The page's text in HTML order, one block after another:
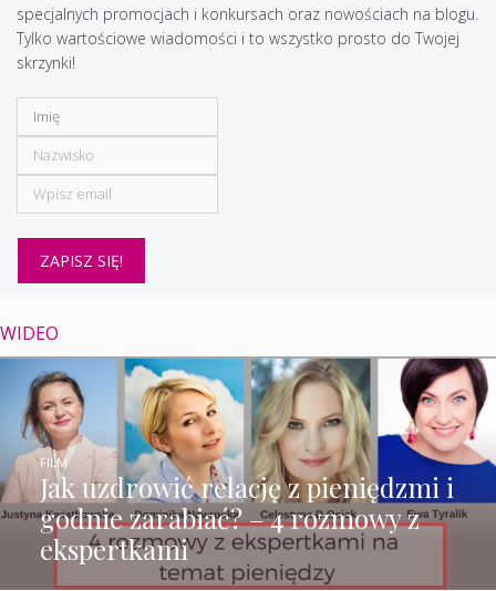
specjalnych promocjach i konkursach oraz nowościach na blogu.
Tylko wartościowe wiadomości i to wszystko prosto do Twojej
skrzynki!
WIDEO
Jak uzdrowić relację z pieniędzmi i
godnie zarabiać? – 4 rozmowy z
ekspertkami
FILM